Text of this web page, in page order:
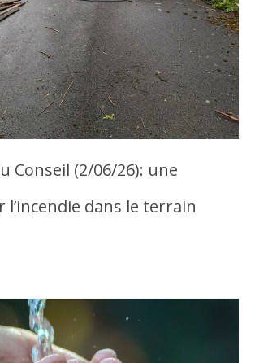
Conseil (2/06/26): une
dans le terrain